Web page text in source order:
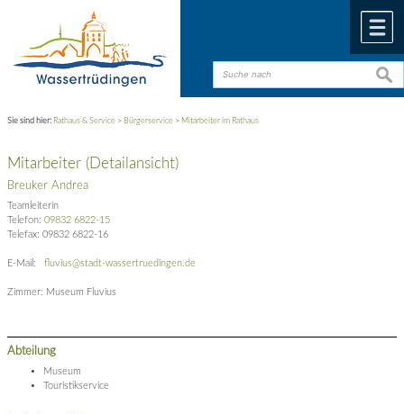
Sie sind hier: Rathaus & Service > Bürgerservice > Mitarbeiter im Rathaus
Mitarbeiter (Detailansicht)
Breuker Andrea
Teamleiterin
Telefon:09832 6822-15
Telefax: 09832 6822-16
E-Mail:fluvius@stadt-wassertruedingen.de
Zimmer: Museum Fluvius
Abteilung
Museum
Touristikservice